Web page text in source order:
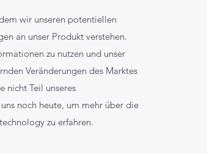
wir unseren potentiellen
an unser Produkt verstehen.
zu nutzen und unser
Veränderungen des Marktes
nicht Teil unseres
noch heute, um mehr über die
zu erfahren.